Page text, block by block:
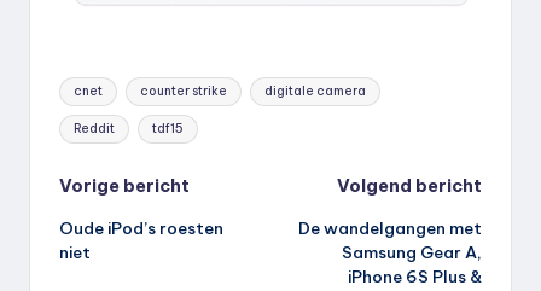
Tags:
cnet counter strike digitale camera
Reddit tdf15
Bericht
navigatie
Vorige bericht
Oude iPod’s roesten
niet
Volgend bericht
De wandelgangen met
Samsung Gear A,
iPhone 6S Plus &